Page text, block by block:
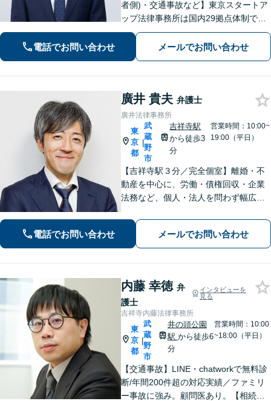
者側)・交通事故など】東京スタートア
ップ法律事務所は国内29拠点体制で全
国対応！【ご自宅からの電話相談にも
対応(法律相談は完全予約制)】各分野で
専門性の高い弁護士が寄り添い解決を
電話でお問い合わせ メールでお問い合わせ
廣井 貴夫 弁護士
廣井法律事務所
東
京
都
|
武
蔵
野
市
吉祥寺駅
から徒歩3
分
営業時間：10:00~
19:00（平日）
【吉祥寺駅３分／完全個室】離婚・不
動産を中心に、労働・債権回収・企業
法務など、個人・法人を問わず幅広く
事情に応じた最適な解決をご提案しま
す。「誰に相談したらよいのか分から
ない」とお悩みの方も、お気軽にご相
談ください。
電話でお問い合わせ メールでお問い合わせ
内藤 幸徳 弁
護士
インタビューを
見る
吉祥寺内藤法律事務所
東
京
都
|
武
蔵
野
市
井の頭公園
駅 から徒歩6
分
営業時間：10:00
~18:00（平日）
【交通事故】LINE・chatworkで無料診
断/年間200件超の対応実績／ファミリ
ー事故に強み。顧問医あり。【相続問